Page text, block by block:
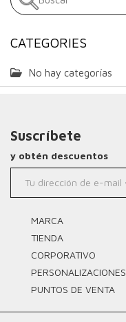
CATEGORIES
No hay categorías
Suscríbete
y obtén descuentos
MARCA
TIENDA
CORPORATIVO
PERSONALIZACIONES
PUNTOS DE VENTA